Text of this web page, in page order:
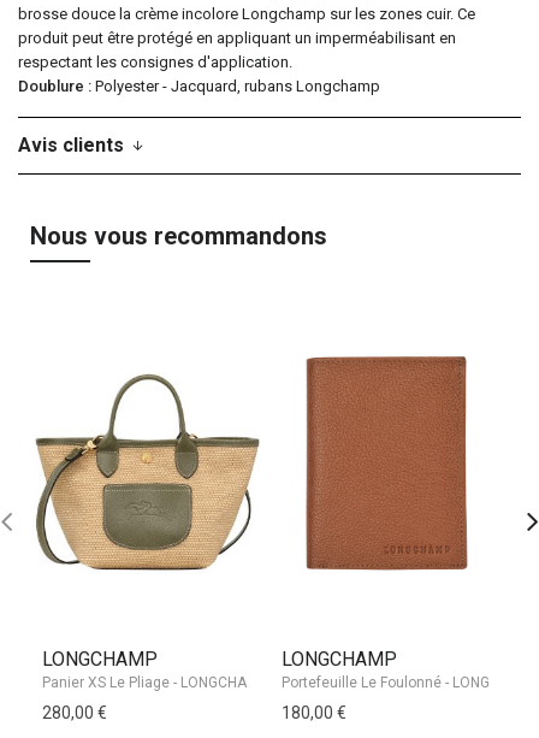
brosse douce la crème incolore Longchamp sur les zones cuir. Ce
produit peut être protégé en appliquant un imperméabilisant en
respectant les consignes d'application.
Doublure
Polyester - Jacquard, rubans Longchamp
Avis clients
Nous vous recommandons
LONGCHAMP
280,00 €
LONGCHAMP
180,00 €